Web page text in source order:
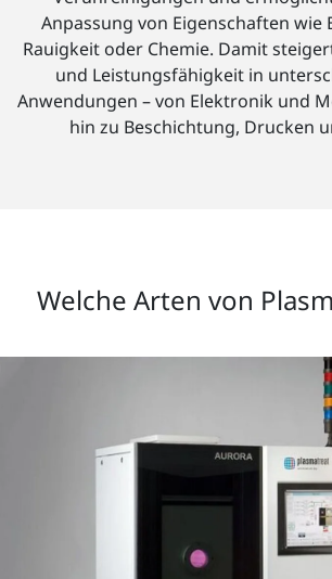
Anpassung von Eigenschaften wie
Rauigkeit oder Chemie. Damit
und Leistungsfähigkeit in
Anwendungen – von Elektronik und
hin zu Beschichtung, Drucken
Welche Arten von